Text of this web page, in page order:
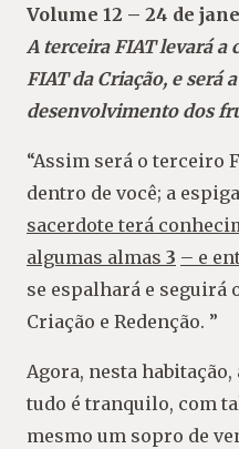
Volume 12 – 24 de
A terceira FIAT levará a
FIAT da Criação, e será
desenvolvimento dos
“Assim será o terceiro
dentro de você; a
sacerdote terá
algumas almas 3 – e
se espalhará e seguirá
Criação e Redenção. ”
Agora, nesta
tudo é tranquilo, com
mesmo um sopro de